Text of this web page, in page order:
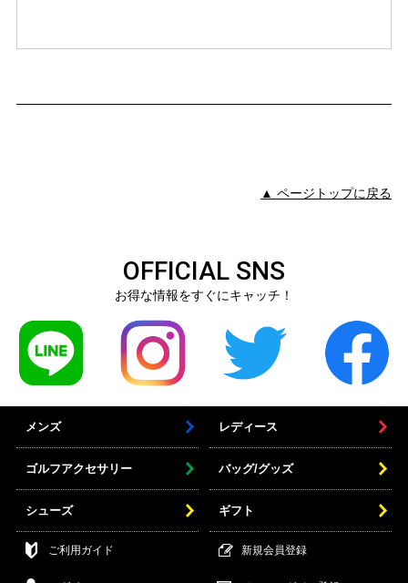
▲ ページトップに戻る
OFFICIAL SNS
お得な情報をすぐにキャッチ！
メンズ レディース
ゴルフアクセサリー バッグ/グッズ
シューズ ギフト
ご利用ガイド 新規会員登録